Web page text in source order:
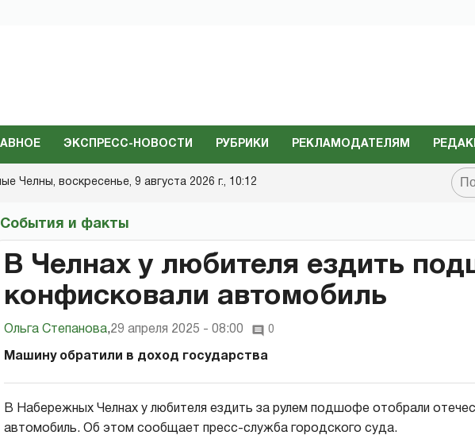
ЭКСПРЕСС-НОВОСТИ РУБРИКИ РЕКЛАМОДАТЕЛЯМ
Челны, воскресенье, 9 августа 2026 г., 10:12
События и факты
В Челнах у любителя ездить
конфисковали автомобиль
Ольга Степанова,29 апреля 2025 - 08:00 0
Машину обратили в доход государства
В Набережных Челнах у любителя ездить за рулем подшофе отобрали
автомобиль. Об этом сообщает пресс-служба городского суда.